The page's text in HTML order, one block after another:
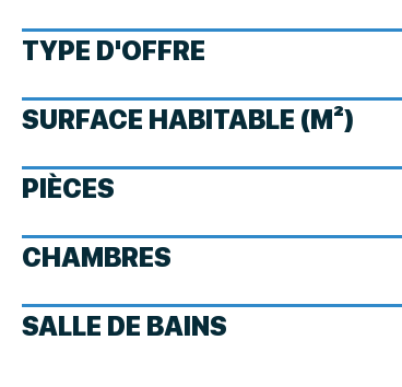
TYPE D'OFFRE
SURFACE HABITABLE (M²)
PIÈCES
CHAMBRES
SALLE DE BAINS